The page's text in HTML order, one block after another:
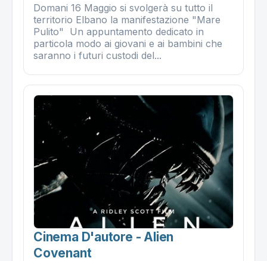
Domani 16 Maggio si svolgerà su tutto il
territorio Elbano la manifestazione "Mare
Pulito" Un appuntamento dedicato in
particola modo ai giovani e ai bambini che
saranno i futuri custodi del...
Cinema D'autore - Alien
Covenant